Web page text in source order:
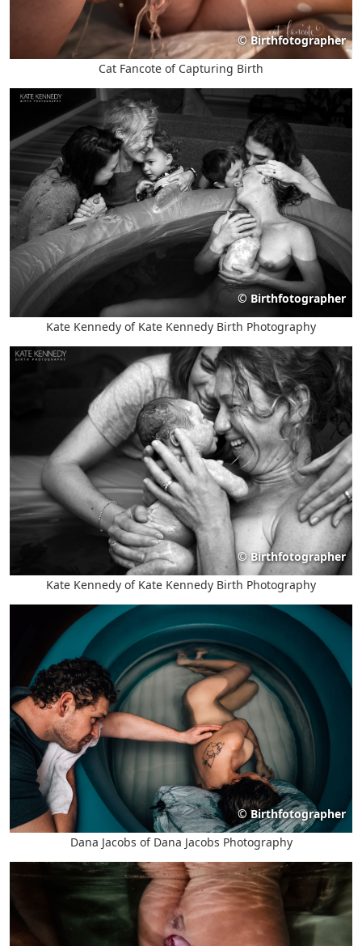
© Birthfotographer
Cat Fancote of Capturing Birth
© Birthfotographer
Kate Kennedy of Kate Kennedy Birth Photography
© Birthfotographer
Kate Kennedy of Kate Kennedy Birth Photography
© Birthfotographer
Dana Jacobs of Dana Jacobs Photography